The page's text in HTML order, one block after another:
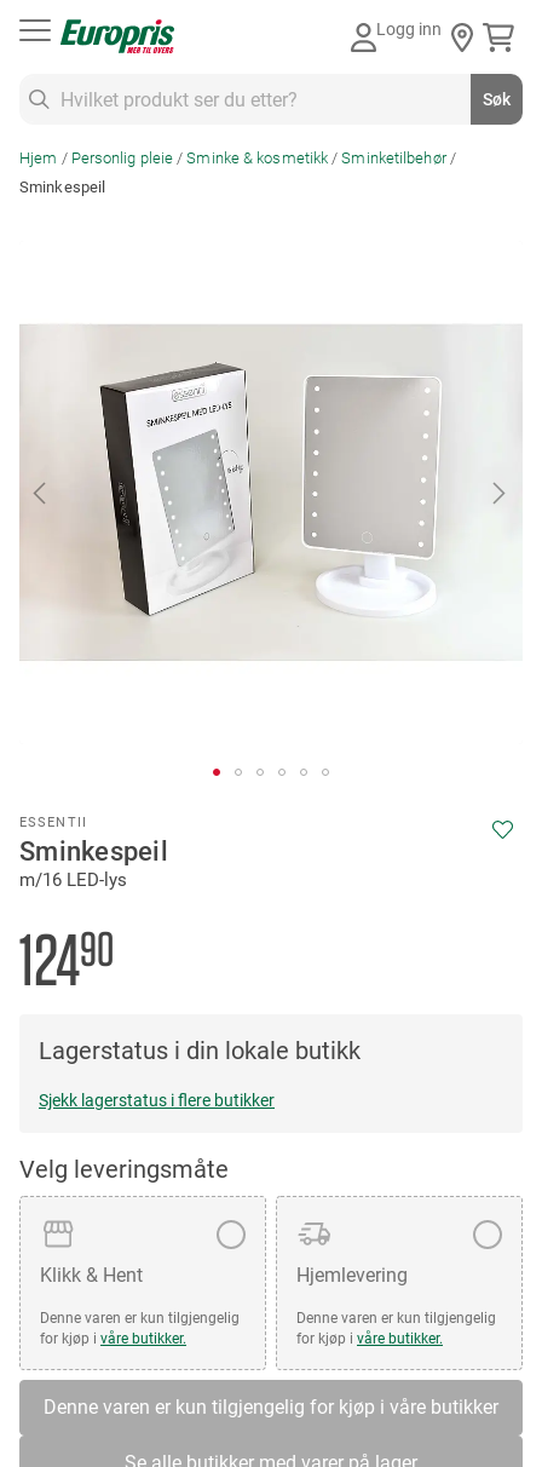
Logg inn
Søk
Hjem Personlig pleie Sminke & kosmetikk
Sminketilbehør
Sminkespeil
ESSENTII
Sminkespeil
m/16 LED-lys
12490
Lagerstatus i din lokale butikk
Sjekk lagerstatus i flere butikker
Velg leveringsmåte
Klikk & Hent
Denne varen er kun tilgjengelig
for kjøp i våre butikker.
Hjemlevering
Denne varen er kun tilgjengelig
for kjøp i våre butikker.
Denne varen er kun tilgjengelig for kjøp i våre butikker
end
to
the
beginning
the
images
gallery